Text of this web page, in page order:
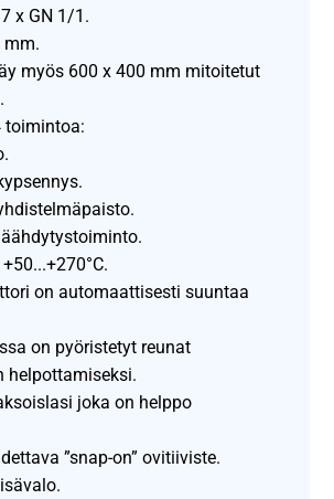
x GN 1/1.
mm.
myös 600 x 400 mm mitoitetut
toimintoa:
on automaattisesti suuntaa
on pyöristetyt reunat
helpottamiseksi.
joka on helppo
”snap-on” ovitiiviste.